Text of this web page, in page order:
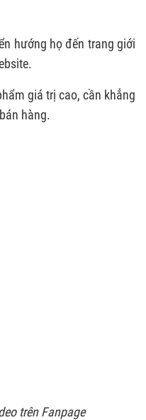
hướng họ đến trang giới
giá trị cao, cần khẳng
hàng.
trên Fanpage